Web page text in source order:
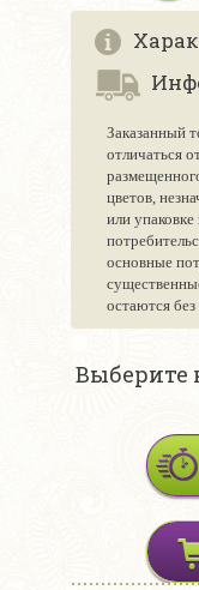
Заказанный
отличаться
цветов,
или
основные
остаются
Выберите